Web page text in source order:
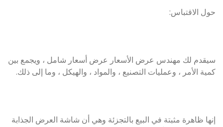
حول الاقتباس:
سيقدم لك مهندس عرض الأسعار عرض أسعار شامل ، ويجمع بين
كمية الأمر ، وعمليات التصنيع ، والمواد ، والهيكل ، وما إلى ذلك.
إنها ظاهرة مثبتة في البيع بالتجزئة وهي أن شاشة العرض الجذابة